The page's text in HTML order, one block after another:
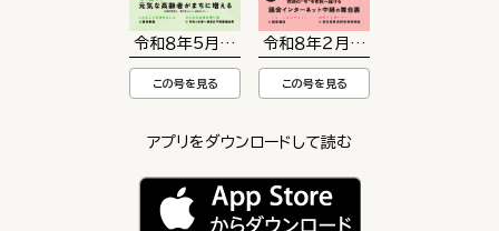
令和８年5月15日号
この号を見る
令和８年２月15日号
この号を見る
アプリをダウンロードして読む